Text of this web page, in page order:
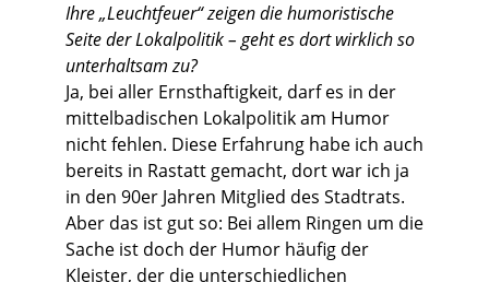
Ihre „Leuchtfeuer“ zeigen die humoristische
Seite der Lokalpolitik – geht es dort wirklich so
unterhaltsam zu?
Ja, bei aller Ernsthaftigkeit, darf es in der
mittelbadischen Lokalpolitik am Humor
nicht fehlen. Diese Erfahrung habe ich auch
bereits in Rastatt gemacht, dort war ich ja
in den 90er Jahren Mitglied des Stadtrats.
Aber das ist gut so: Bei allem Ringen um die
Sache ist doch der Humor häufig der
Kleister, der die unterschiedlichen